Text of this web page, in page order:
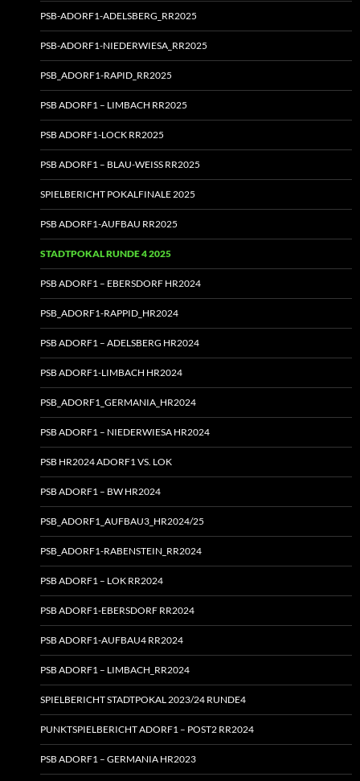
PSB-ADORF1-ADELSBERG_RR2025
PSB-ADORF1-NIEDERWIESA_RR2025
PSB_ADORF1-RAPID_RR2025
PSB ADORF1 – LIMBACH RR2025
PSB ADORF1-LOCK RR2025
PSB ADORF1 – BLAU-WEISS RR2025
SPIELBERICHT POKALFINALE 2025
PSB ADORF1-AUFBAU RR2025
STADTPOKAL RUNDE 4 2025
PSB ADORF1 – EBERSDORF HR2024
PSB_ADORF1-RAPPID_HR2024
PSB ADORF1 – ADELSBERG HR2024
PSB ADORF1-LIMBACH HR2024
PSB_ADORF1_GERMANIA_HR2024
PSB ADORF1 – NIEDERWIESA HR2024
PSB HR2024 ADORF1 VS. LOK
PSB ADORF1 – BW HR2024
PSB_ADORF1_AUFBAU3_HR2024/25
PSB_ADORF1-RABENSTEIN_RR2024
PSB ADORF1 – LOK RR2024
PSB ADORF1-EBERSDORF RR2024
PSB ADORF1-AUFBAU4 RR2024
PSB ADORF1 – LIMBACH_RR2024
SPIELBERICHT STADTPOKAL 2023/24 RUNDE4
PUNKTSPIELBERICHT ADORF1 – POST2 RR2024
PSB ADORF1 – GERMANIA HR2023